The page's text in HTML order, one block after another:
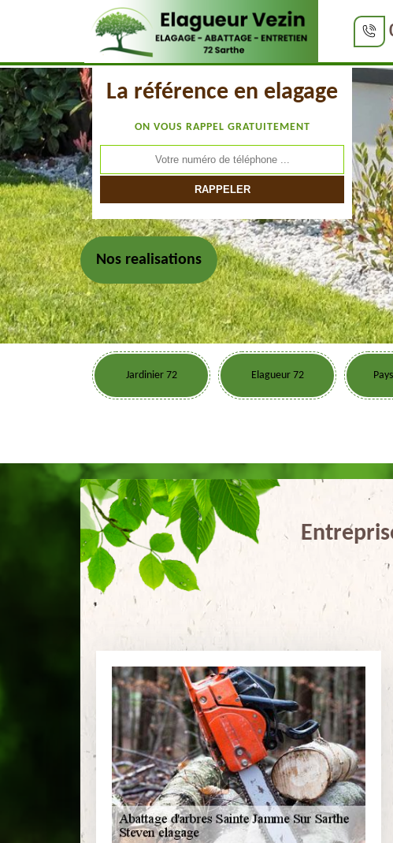
La référence en elagage
ON VOUS RAPPEL GRATUITEMENT
Nos realisations
Jardinier 72 Elagueur 72